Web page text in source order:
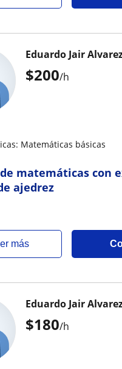
$200/h
Eduardo Jair
Matemáticas básicas
matemáticas con
ajedrez
ver más
$180/h
Eduardo Jair